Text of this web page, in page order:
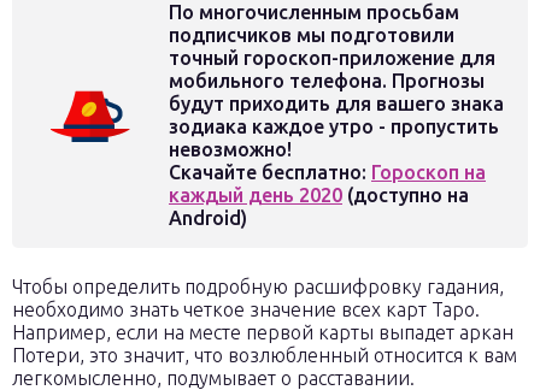
По многочисленным просьбам
подписчиков мы подготовили
точный гороскоп-приложение для
мобильного телефона. Прогнозы
будут приходить для вашего знака
зодиака каждое утро - пропустить
невозможно!
Скачайте бесплатно: Гороскоп на
каждый день 2020 (доступно на
Android)
Чтобы определить подробную расшифровку гадания,
необходимо знать четкое значение всех карт Таро.
Например, если на месте первой карты выпадет аркан
Потери, это значит, что возлюбленный относится к вам
легкомысленно, подумывает о расставании.